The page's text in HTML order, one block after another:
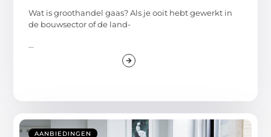
Wat is groothandel gaas? Als je ooit hebt gewerkt in
de bouwsector of de land-
...
AANBIEDINGEN